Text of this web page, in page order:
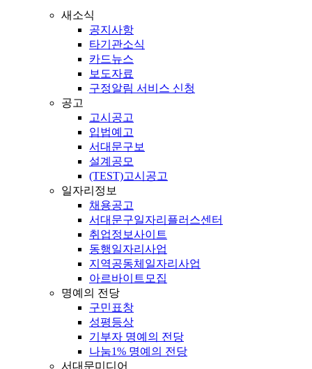
새소식
공지사항
타기관소식
카드뉴스
보도자료
구정알림 서비스 신청
공고
고시공고
입법예고
서대문구보
설계공모
(TEST)고시공고
일자리정보
채용공고
서대문구일자리플러스센터
취업정보사이트
동행일자리사업
지역공동체일자리사업
아르바이트모집
명예의 전당
구민표창
성평등상
기부자 명예의 전당
나눔1% 명예의 전당
서대문미디어